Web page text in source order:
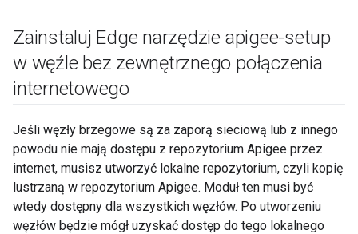
Zainstaluj Edge narzędzie apigee-setup
w węźle bez zewnętrznego połączenia
internetowego
Jeśli węzły brzegowe są za zaporą sieciową lub z innego
powodu nie mają dostępu z repozytorium Apigee przez
internet, musisz utworzyć lokalne repozytorium, czyli kopię
lustrzaną w repozytorium Apigee. Moduł ten musi być
wtedy dostępny dla wszystkich węzłów. Po utworzeniu
węzłów będzie mógł uzyskać dostęp do tego lokalnego